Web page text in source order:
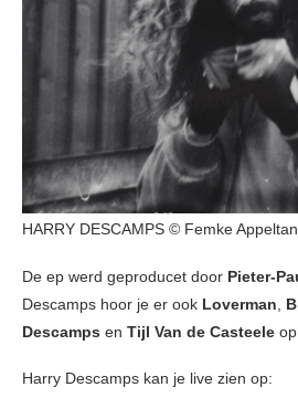
HARRY DESCAMPS © Femke
De ep werd geproducet door Pieter-
Descamps hoor je er ook Loverman
Descamps en Tijl Van de Casteele op.
Harry Descamps kan je live zien op: